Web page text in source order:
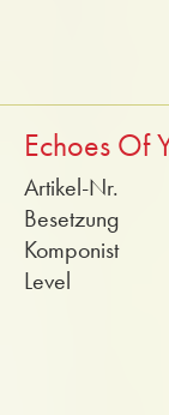
Echoes Of
Artikel-Nr.
Besetzung
Komponist
Level